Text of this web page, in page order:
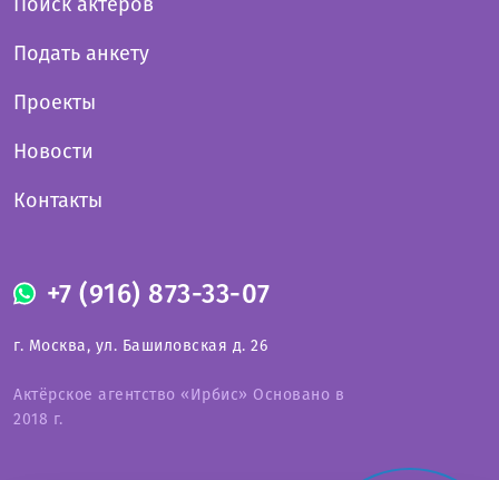
+7 (916) 873-33-07
г. Москва, ул. Башиловская д. 26
Актёрское агентство «Ирбис» Основано в
2018 г.
Подать анкету
Проекты
Новости
Контакты